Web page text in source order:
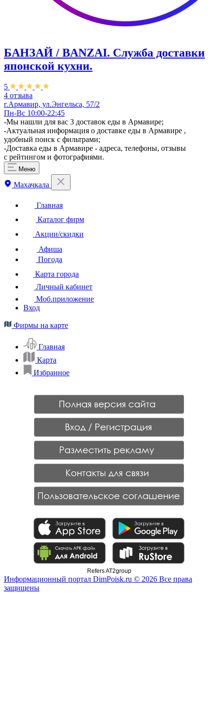
БАНЗАЙ / BANZAI. Служба доставки
японской кухни.
5
4 отзыва
г.Армавир, ул.Энгельса, 57/2
Пн-Вс 10:00-22:45
-Мы нашли для вас 3 доставок еды в Армавире;
-Актуальная информация о доставке еды в Армавире ,
удобный поиск с фильтрами;
-Доставка еды в Армавире - адреса, телефоны, отзывы
с рейтингом и фотографиями.
Меню
Махачкала
Главная
Каталог фирм
Акции/скидки
Афиша
Погода
Карта города
Личный кабинет
Моб.приложение
Вход
Фирмы на карте
Главная
Карта
Избранное
Refers AT2group
Информационный портал DimPoisk.ru © 2026 Все права
защищены